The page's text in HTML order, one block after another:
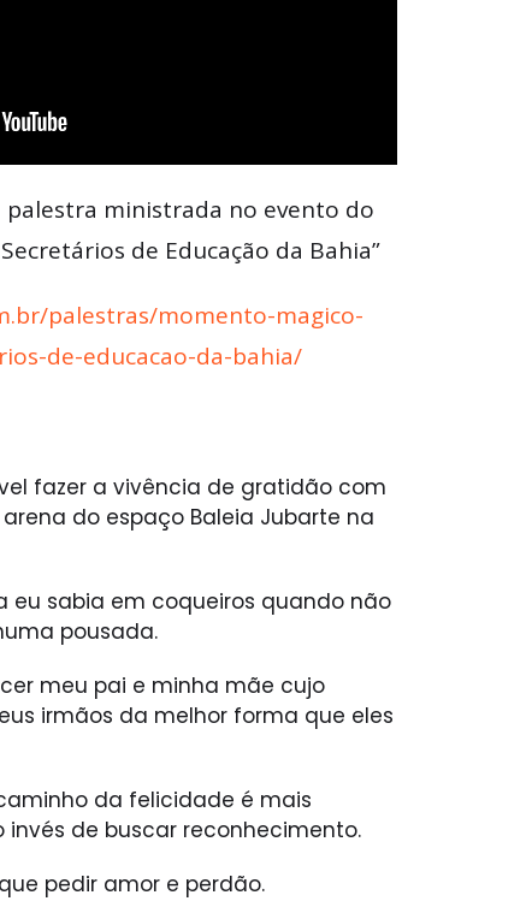
ministrada no evento do
de Educação da Bahia”
palestras/momento-magico-
de-educacao-da-bahia/
fazer a vivência de gratidão com
do espaço Baleia Jubarte na
eu sabia em coqueiros quando não
pousada.
meu pai e minha mãe cujo
irmãos da melhor forma que eles
da felicidade é mais
invés de buscar reconhecimento.
pedir amor e perdão.